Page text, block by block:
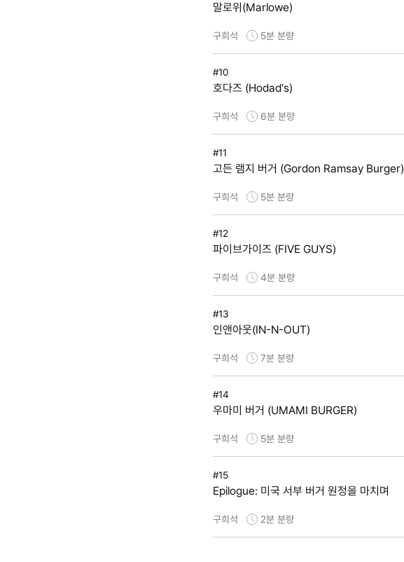
말로위(Marlowe)
구희석 5분 분량
#10
호다즈 (Hodad's)
구희석 6분 분량
#11
고든 램지 버거 (Gordon Ramsay Burger)
구희석 5분 분량
#12
파이브가이즈 (FIVE GUYS)
구희석 4분 분량
#13
인앤아웃(IN-N-OUT)
구희석 7분 분량
#14
우마미 버거 (UMAMI BURGER)
구희석 5분 분량
#15
Epilogue: 미국 서부 버거 원정을 마치며
구희석 2분 분량